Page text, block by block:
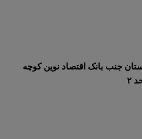
جنب بانک اقتصاد نوین کوچه